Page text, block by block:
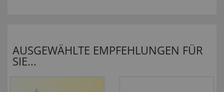
AUSGEWÄHLTE EMPFEHLUNGEN FÜR
SIE...